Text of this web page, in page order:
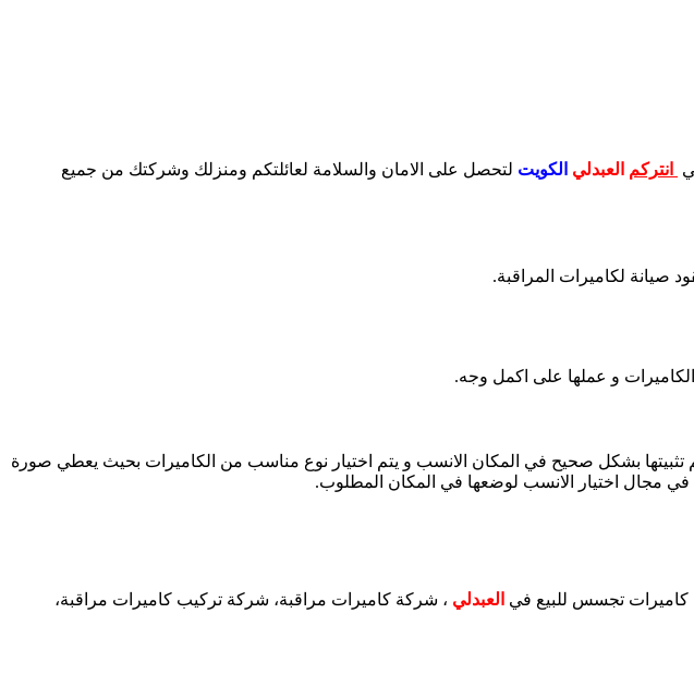
انتركم العبدلي الكويت لتحصل على الامان والسلامة لعائلتكم ومنزلك وشركتك من جميع
صيانة لكاميرات المراقبة.
و عملها على اكمل وجه.
تثبيتها بشكل صحيح في المكان الانسب و يتم اختيار نوع مناسب من الكاميرات بحيث يعطي صورة
في مجال اختيار الانسب لوضعها في المكان المطلوب.
كاميرات تجسس للبيع في العبدلي ، شركة كاميرات مراقبة، شركة تركيب كاميرات مراقبة،